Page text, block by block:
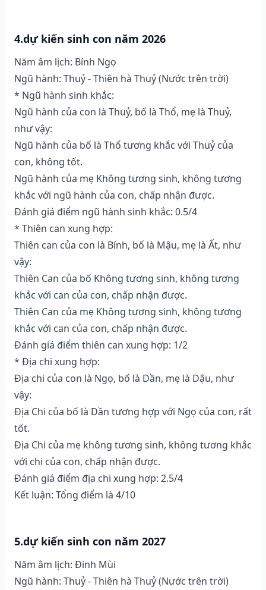
4.dự kiến sinh con năm 2026
Năm âm lịch: Bính Ngọ
Ngũ hành: Thuỷ - Thiên hà Thuỷ (Nước trên trời)
* Ngũ hành sinh khắc:
Ngũ hành của con là Thuỷ, bố là Thổ, mẹ là Thuỷ,
như vậy:
Ngũ hành của bố là Thổ tương khắc với Thuỷ của
con, không tốt.
Ngũ hành của mẹ Không tương sinh, không tương
khắc với ngũ hành của con, chấp nhận được.
Đánh giá điểm ngũ hành sinh khắc: 0.5/4
* Thiên can xung hợp:
Thiên can của con là Bính, bố là Mậu, mẹ là Ất, như
vậy:
Thiên Can của bố Không tương sinh, không tương
khắc với can của con, chấp nhận được.
Thiên Can của mẹ Không tương sinh, không tương
khắc với can của con, chấp nhận được.
Đánh giá điểm thiên can xung hợp: 1/2
* Địa chi xung hợp:
Địa chi của con là Ngọ, bố là Dần, mẹ là Dậu, như
vậy:
Địa Chi của bố là Dần tương hợp với Ngọ của con, rất
tốt.
Địa Chi của mẹ không tương sinh, không tương khắc
với chi của con, chấp nhận được.
Đánh giá điểm địa chi xung hợp: 2.5/4
Kết luận: Tổng điểm là 4/10
5.dự kiến sinh con năm 2027
Năm âm lịch: Đinh Mùi
Ngũ hành: Thuỷ - Thiên hà Thuỷ (Nước trên trời)